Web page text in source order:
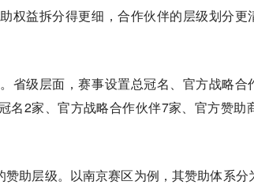
权益拆分得更细，合作伙伴的层级划分更
省级层面，赛事设置总冠名、官方战略合
名2家、官方战略合作伙伴7家、官方赞助
助层级。以南京赛区为例，其赞助体系分